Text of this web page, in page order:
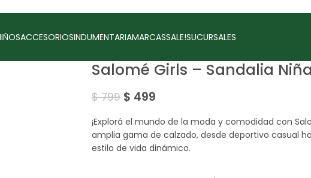
ACCESORIOSINDUMENTARIAMARCASSALE!SUCURSALES
Salomé Girls – Sandalia Niña
$799 $ 499
¡Explorá el mundo de la moda y comodidad con
amplia gama de calzado, desde deportivo casual
estilo de vida dinámico.